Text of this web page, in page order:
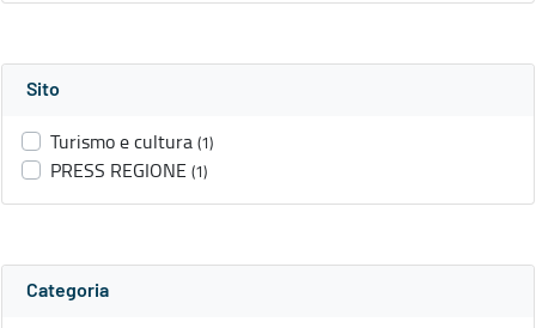
Sito
Turismo e cultura (1)
PRESS REGIONE (1)
Categoria